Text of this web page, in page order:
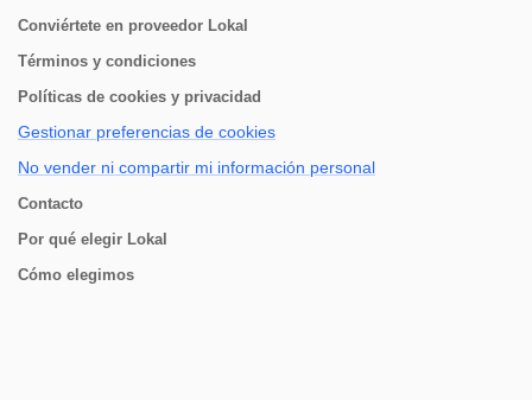
Conviértete en proveedor Lokal
Términos y condiciones
Políticas de cookies y privacidad
Gestionar preferencias de cookies
No vender ni compartir mi información personal
Contacto
Por qué elegir Lokal
Cómo elegimos